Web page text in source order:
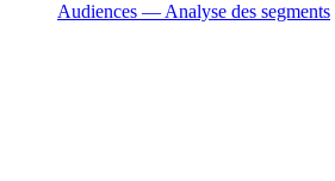
Audiences — Analyse des segments